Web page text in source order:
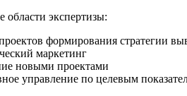
области экспертизы:
формирования стратегии
маркетинг
новыми проектами
управление по целевым